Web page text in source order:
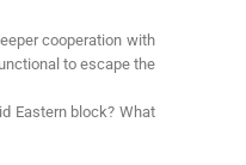
cooperation with
to escape the
Eastern block? What